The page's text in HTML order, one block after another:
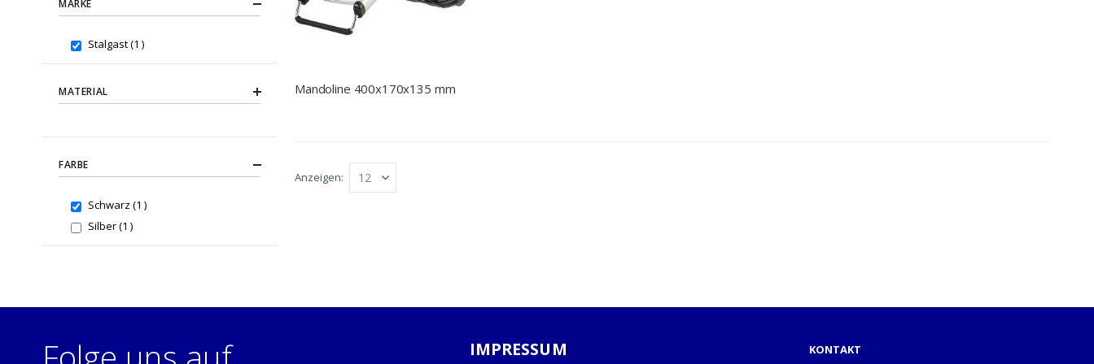
Mandoline 400x170x135 mm
Anzeigen
MARKE
Stalgast 1 item
MATERIAL
FARBE
Schwarz 1 item
Silber 1 item
IMPRESSUM KONTAKT